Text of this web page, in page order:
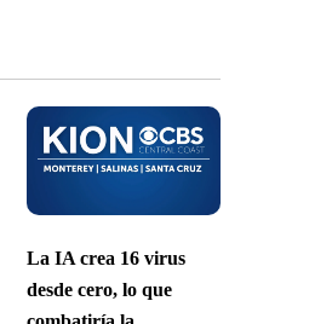
La IA crea 16 virus
desde cero, lo que